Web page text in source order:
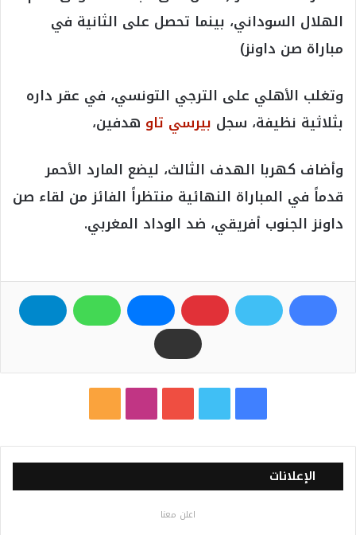
الهلال السوداني، بينما تحصل على الثانية في
مباراة صن داونز)
وتغلب الأهلي على الترجي التونسي، في عقر داره
بثلاثية نظيفة، سجل بيرسي تاو هدفين،
وأضاف كهربا الهدف الثالث، ليضع المارد الأحمر
قدماً في المباراة النهائية منتظراً الفائز من لقاء صن
داونز الجنوب أفريقي، ضد الوداد المغربي.
س
ب
ي
ت
ت
ي
س
ت
خ
ص
الإعلانات
اعلن معنا